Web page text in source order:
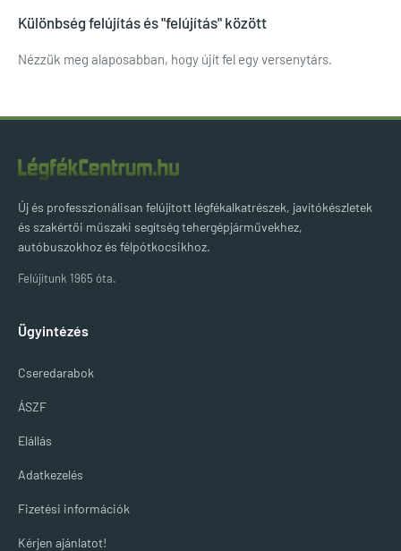
Különbség felújítás és "felújítás" között
Nézzük meg alaposabban, hogy újít fel egy versenytárs.
Új és professzionálisan felújított légfékalkatrészek, javítókészletek
és szakértői műszaki segítség tehergépjárművekhez,
autóbuszokhoz és félpótkocsikhoz.
Felújítunk 1965 óta.
Ügyintézés
Cseredarabok
ÁSZF
Elállás
Adatkezelés
Fizetési információk
Kérjen ajánlatot!